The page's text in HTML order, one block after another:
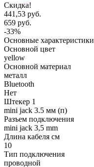
Скидка!
441,53 руб.
659 руб.
-33%
Основные характеристики
Основной цвет
yellow
Основной материал
металл
Bluetooth
Нет
Штекер 1
mini jack 3.5 мм (п)
Разъем подключения
mini jack 3,5 mm
Длина кабеля см
10
Тип подключения
проводной